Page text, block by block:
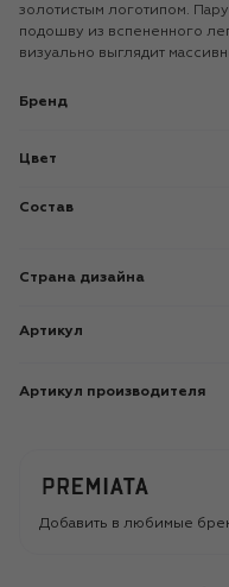
золотистым логотипом.
подошву из вспененного
визуально выглядит
Бренд
Цвет
Состав
Страна дизайна
Артикул
Артикул производителя
Добавить в любимые